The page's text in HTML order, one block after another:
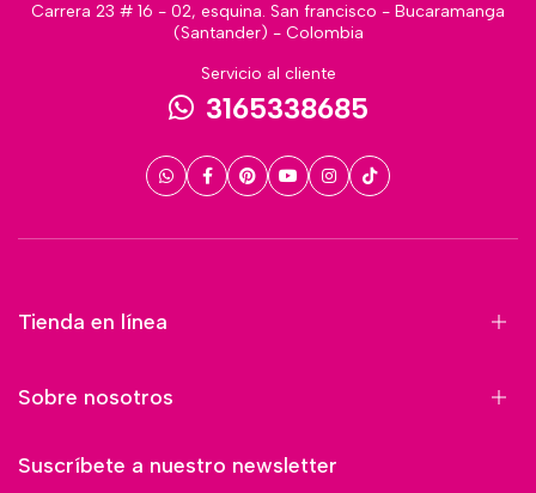
Carrera 23 # 16 - 02, esquina. San francisco - Bucaramanga
(Santander) - Colombia
Servicio al cliente
3165338685
Tienda en línea
Sobre nosotros
Suscríbete a nuestro newsletter